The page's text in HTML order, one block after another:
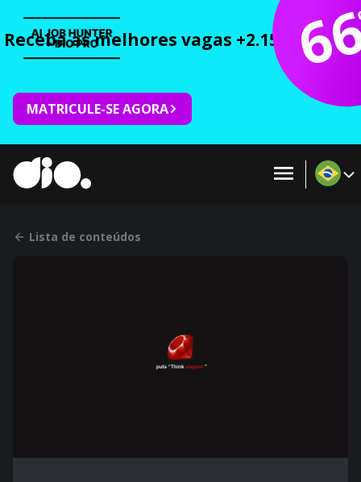
Receba as melhores vagas +2.150 cursos
MATRICULE-SE AGORA
Lista de conteúdos